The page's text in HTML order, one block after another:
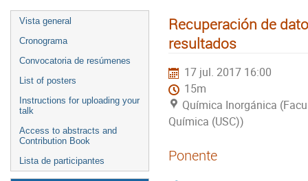
Vista general
Cronograma
Convocatoria de resúmenes
List of posters
Instructions for uploading your
talk
Access to abstracts and
Contribution Book
Lista de participantes
Recuperación de
resultados
17 jul. 2017 16:00
15m
Química Inorgánica
Química (USC))
Ponente